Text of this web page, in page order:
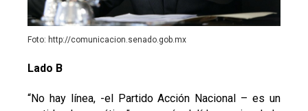
Foto: http://comunicacion.senado.gob.mx
Lado B
“No hay línea, -el Partido Acción Nacional – es un